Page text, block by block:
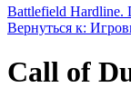
Battlefield Hardline.
Вернуться к:
Call of